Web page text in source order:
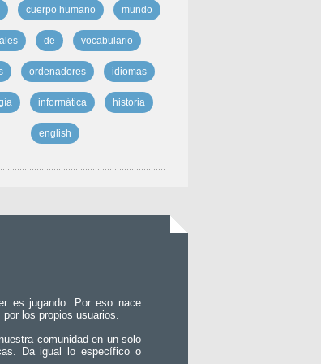
cuerpo humano mundo
de vocabulario
ordenadores idiomas
informática historia
english
es jugando. Por eso nace
los propios usuarios.
comunidad en un solo
Da igual lo específico o